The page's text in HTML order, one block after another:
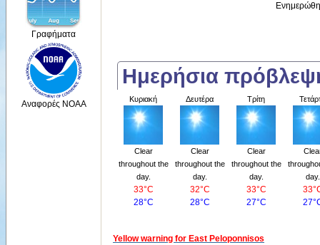
Γραφήματα
Αναφορές NOAA
Ημερήσια
Κυριακή Δευτέρα Τρίτη
Clear
throughout the
day.
Clear
throughout the
day.
Clear
throughout the
day.
day.
33°C
28°C
32°C
28°C
33°C
27°C
Yellow warning for East Peloponnisos